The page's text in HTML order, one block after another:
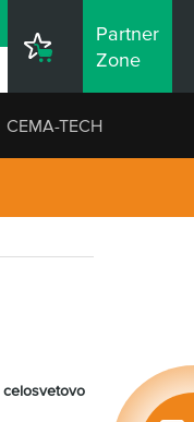
Nákupný
Partner
Zone
CEMA-TECH